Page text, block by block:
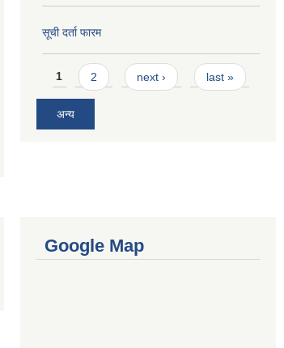
सूची दर्ता फारम
Pages
1 2 next › last »
अन्य
Google Map